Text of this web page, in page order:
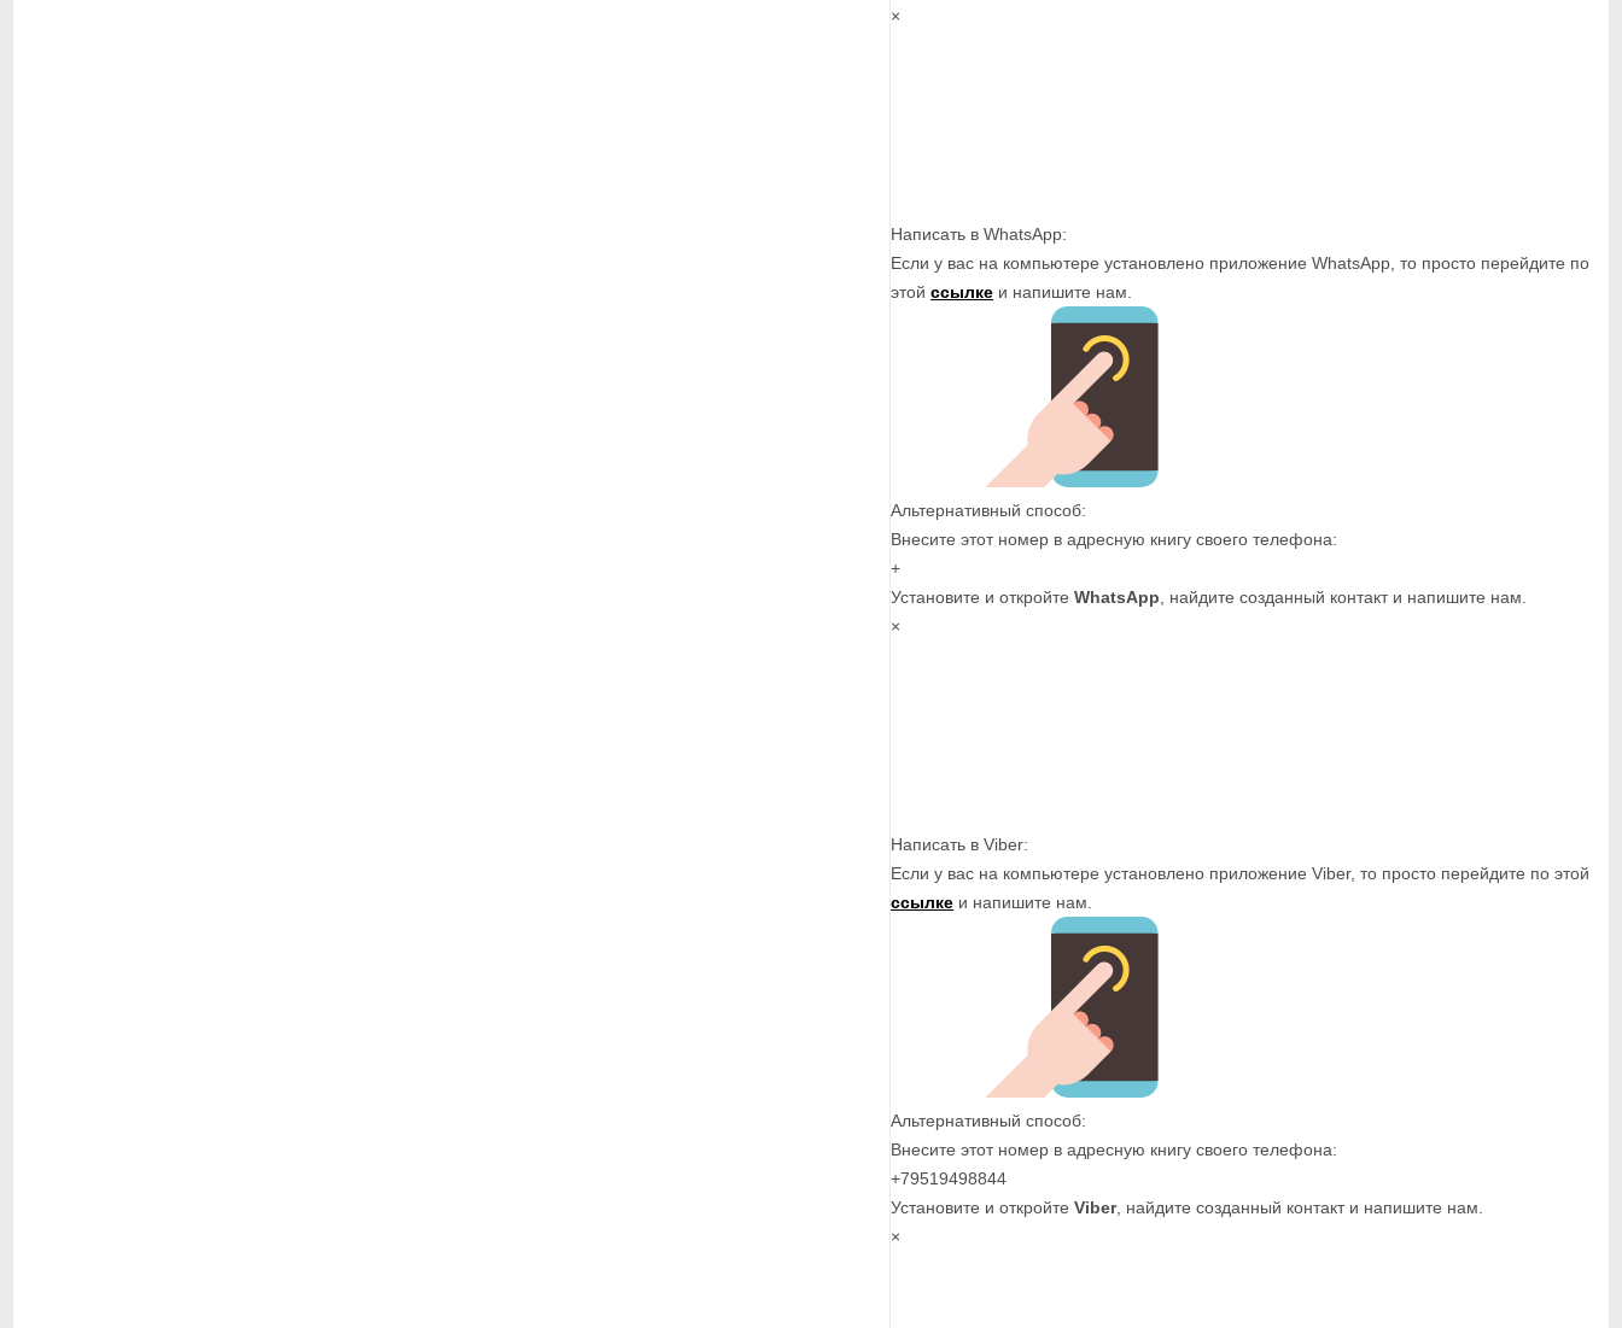
×
Написать в WhatsApp:
Если у вас на компьютере установлено приложение WhatsApp, то просто перейдите по
этойссылке и напишите нам.
Альтернативный способ:
Внесите этот номер в адресную книгу своего телефона:
+
Установите и откройтеWhatsApp , найдите созданный контакт и напишите нам.
×
Написать в Viber:
Если у вас на компьютере установлено приложение Viber, то просто перейдите по этой
ссылке и напишите нам.
Альтернативный способ:
Внесите этот номер в адресную книгу своего телефона:
+79519498844
Установите и откройтеViber, найдите созданный контакт и напишите нам.
×